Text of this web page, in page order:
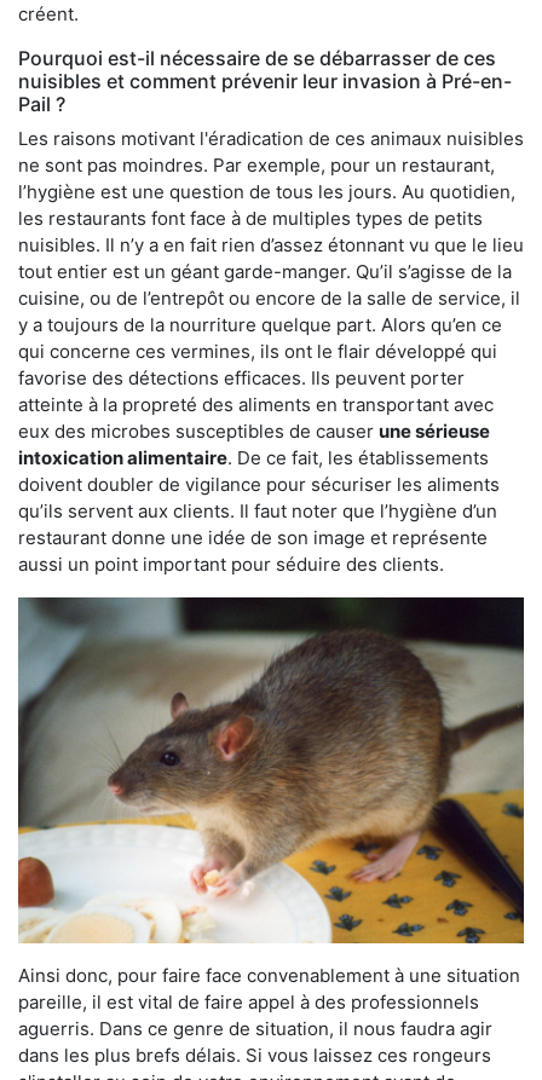
créent.
Pourquoi est-il nécessaire de se débarrasser de ces
nuisibles et comment prévenir leur invasion à Pré-en-
Pail ?
Les raisons motivant l'éradication de ces animaux nuisibles
ne sont pas moindres. Par exemple, pour un restaurant,
l’hygiène est une question de tous les jours. Au quotidien,
les restaurants font face à de multiples types de petits
nuisibles. Il n’y a en fait rien d’assez étonnant vu que le lieu
tout entier est un géant garde-manger. Qu’il s’agisse de la
cuisine, ou de l’entrepôt ou encore de la salle de service, il
y a toujours de la nourriture quelque part. Alors qu’en ce
qui concerne ces vermines, ils ont le flair développé qui
favorise des détections efficaces. Ils peuvent porter
atteinte à la propreté des aliments en transportant avec
eux des microbes susceptibles de causer une sérieuse
intoxication alimentaire. De ce fait, les établissements
doivent doubler de vigilance pour sécuriser les aliments
qu’ils servent aux clients. Il faut noter que l’hygiène d’un
restaurant donne une idée de son image et représente
aussi un point important pour séduire des clients.
Ainsi donc, pour faire face convenablement à une situation
pareille, il est vital de faire appel à des professionnels
aguerris. Dans ce genre de situation, il nous faudra agir
dans les plus brefs délais. Si vous laissez ces rongeurs